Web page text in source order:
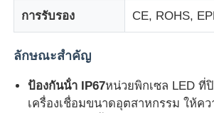
หน้าจอฟิล์มโปร่งใส LED
จอแสดงผล LED โปร่งใส
การรับรอง CE, ROHS,
ลักษณะสําคัญ
ป้องกันน้ํา IP67หน่วยพิกเซล LED ที่
เครื่องเชื่อมขนาดอุตสาหกรรม ให้ค